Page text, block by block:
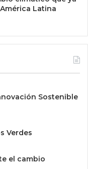
Latina
Sostenible
Verdes
el cambio